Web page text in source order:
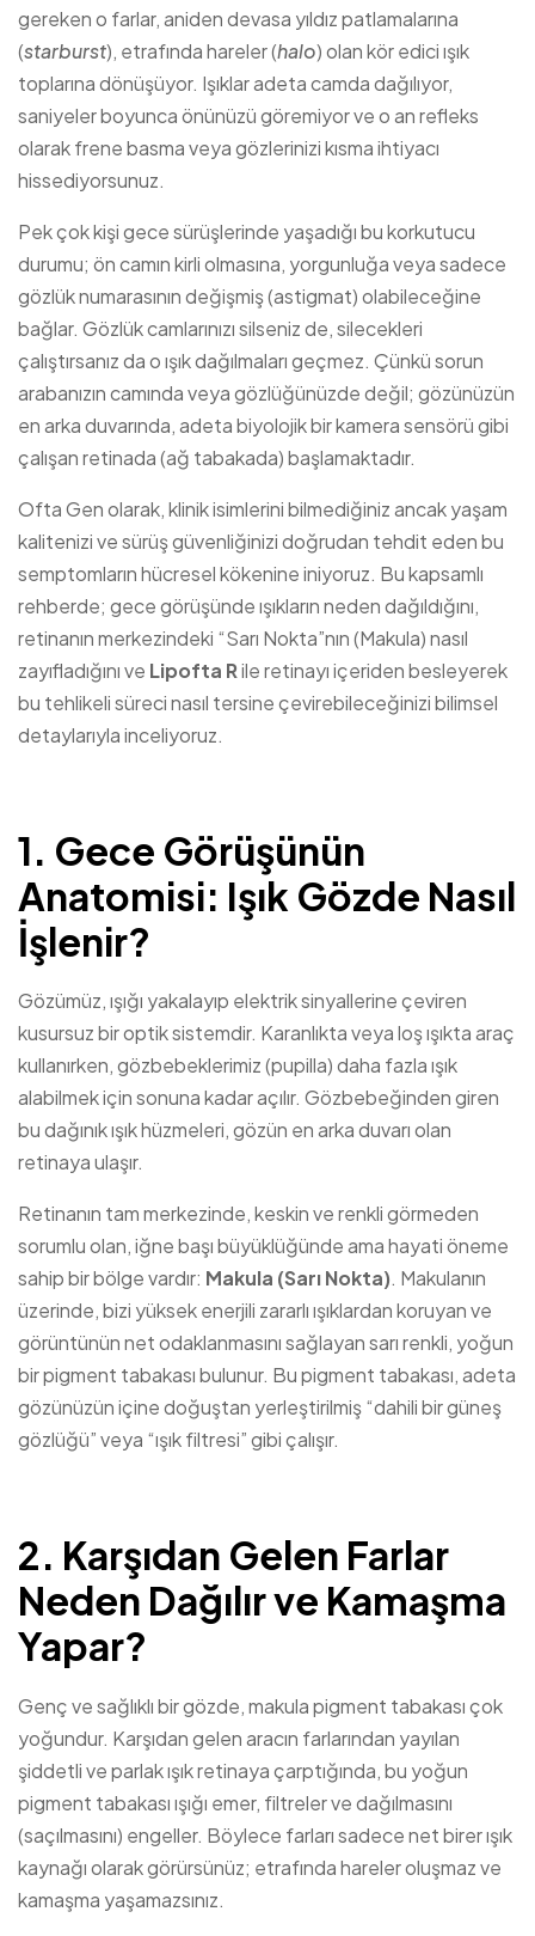
gereken o farlar, aniden devasa yıldız patlamalarına
(starburst), etrafında hareler (halo) olan kör edici ışık
toplarına dönüşüyor. Işıklar adeta camda dağılıyor,
saniyeler boyunca önünüzü göremiyor ve o an refleks
olarak frene basma veya gözlerinizi kısma ihtiyacı
hissediyorsunuz.
Pek çok kişi gece sürüşlerinde yaşadığı bu korkutucu
durumu; ön camın kirli olmasına, yorgunluğa veya sadece
gözlük numarasının değişmiş (astigmat) olabileceğine
bağlar. Gözlük camlarınızı silseniz de, silecekleri
çalıştırsanız da o ışık dağılmaları geçmez. Çünkü sorun
arabanızın camında veya gözlüğünüzde değil; gözünüzün
en arka duvarında, adeta biyolojik bir kamera sensörü gibi
çalışan retinada (ağ tabakada) başlamaktadır.
Ofta Gen olarak, klinik isimlerini bilmediğiniz ancak yaşam
kalitenizi ve sürüş güvenliğinizi doğrudan tehdit eden bu
semptomların hücresel kökenine iniyoruz. Bu kapsamlı
rehberde; gece görüşünde ışıkların neden dağıldığını,
retinanın merkezindeki “Sarı Nokta”nın (Makula) nasıl
zayıfladığını ve Lipofta Rile retinayı içeriden besleyerek
bu tehlikeli süreci nasıl tersine çevirebileceğinizi bilimsel
detaylarıyla inceliyoruz.
1. Gece Görüşünün
Anatomisi: Işık Gözde Nasıl
İşlenir?
Gözümüz, ışığı yakalayıp elektrik sinyallerine çeviren
kusursuz bir optik sistemdir. Karanlıkta veya loş ışıkta araç
kullanırken, gözbebeklerimiz (pupilla) daha fazla ışık
alabilmek için sonuna kadar açılır. Gözbebeğinden giren
bu dağınık ışık hüzmeleri, gözün en arka duvarı olan
retinaya ulaşır.
Retinanın tam merkezinde, keskin ve renkli görmeden
sorumlu olan, iğne başı büyüklüğünde ama hayati öneme
sahip bir bölge vardır: Makula (Sarı Nokta). Makulanın
üzerinde, bizi yüksek enerjili zararlı ışıklardan koruyan ve
görüntünün net odaklanmasını sağlayan sarı renkli, yoğun
bir pigment tabakası bulunur. Bu pigment tabakası, adeta
gözünüzün içine doğuştan yerleştirilmiş “dahili bir güneş
gözlüğü” veya “ışık filtresi” gibi çalışır.
2. Karşıdan Gelen Farlar
Neden Dağılır ve Kamaşma
Yapar?
Genç ve sağlıklı bir gözde, makula pigment tabakası çok
yoğundur. Karşıdan gelen aracın farlarından yayılan
şiddetli ve parlak ışık retinaya çarptığında, bu yoğun
pigment tabakası ışığı emer, filtreler ve dağılmasını
(saçılmasını) engeller. Böylece farları sadece net birer ışık
kaynağı olarak görürsünüz; etrafında hareler oluşmaz ve
kamaşma yaşamazsınız.